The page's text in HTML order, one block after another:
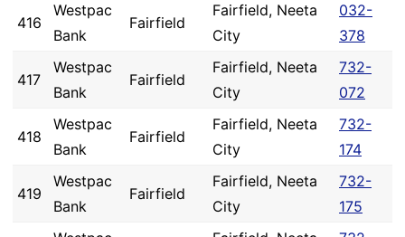
416
Westpac
Bank
Fairfield
Fairfield, Neeta
City
032-
378
417
Westpac
Bank
Fairfield
Fairfield, Neeta
City
732-
072
418
Westpac
Bank
Fairfield
Fairfield, Neeta
City
732-
174
419
Westpac
Bank
Fairfield
Fairfield, Neeta
City
732-
175